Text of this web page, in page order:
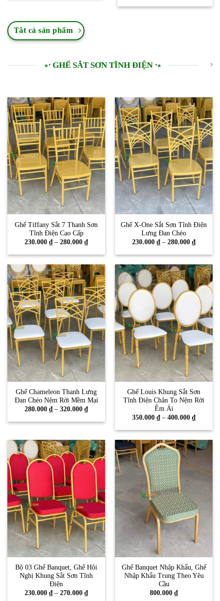
từ
Tât cả sản phẩm
⋆⋅ GHẾ SẮT SƠN TĨNH ĐIỆN ⋅⋆
Ghế Tiffany Sắt 7 Thanh Sơn
Tĩnh Điện Cao Cấp
230.000 ₫ – 280.000 ₫Khoảng
từ
đến
280.000 ₫
Ghế X-One Sắt Sơn Tĩnh Điện
Lưng Đan Chéo
230.000 ₫ – 280.000 ₫Khoảng
từ
đến
280.000
Ghế Chameleon Thanh Lưng
Đan Chéo Nệm Rời Mềm Mại
280.000 ₫ – 320.000 ₫Khoảng
từ
320.000 ₫
Ghế Louis Khung Sắt Sơn
Tĩnh Điện Chân To Nệm Rời
Êm Ái
350.000 ₫ – 400.000 ₫Khoảng
từ
đến
400.000
Bộ 03 Ghế Banquet, Ghế Hội
Nghị Khung Sắt Sơn Tĩnh
Điện
230.000 ₫ – 270.000 ₫Khoảng
Ghế Banquet Nhập Khẩu, Ghế
Nhập Khẩu Trung Theo Yêu
Cầu
800.000 ₫